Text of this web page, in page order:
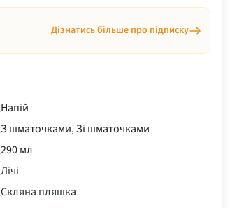
Дізнатись більше про підписку
Напій
З шматочками,Зі шматочками
290 мл
Лічі
Скляна пляшка